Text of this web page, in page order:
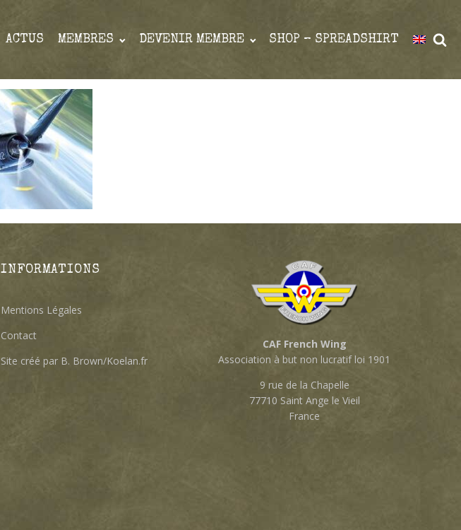
ACTUS MEMBRES DEVENIR MEMBRE SHOP – SPREADSHIRT
INFORMATIONS
Mentions Légales
Contact
Site créé par B. Brown/Koelan.fr
CAF French Wing
Association à but non lucratif loi 1901
9 rue de la Chapelle
77710 Saint Ange le Vieil
France